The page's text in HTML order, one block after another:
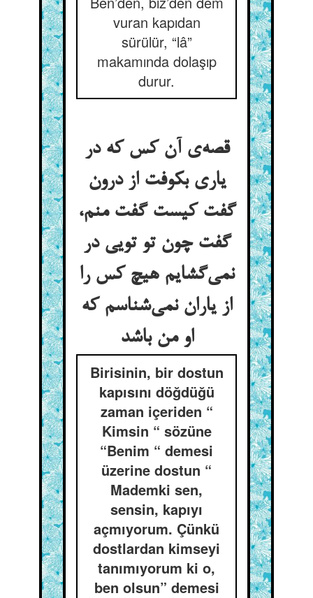
vuran kapıdan
sürülür, “lâ”
makamında dolaşıp
durur.
قصه‌‌ی آن کس که در
یاری بکوفت از درون
گفت کیست گفت منم،
گفت چون تو تویی در
نمی‌‌گشایم هیچ کس را
از یاران نمی‌‌شناسم که
او من باشد
Birisinin, bir dostun
kapısını döğdüğü
zaman içeriden “
Kimsin “ sözüne
“Benim “ demesi
üzerine dostun “
Mademki sen,
sensin, kapıyı
açmıyorum. Çünkü
dostlardan kimseyi
tanımıyorum ki o,
ben olsun” demesi